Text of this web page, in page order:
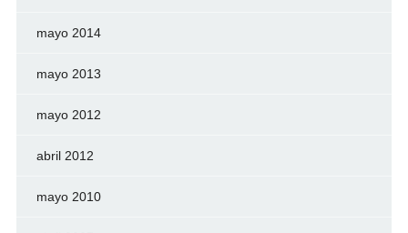
mayo 2014
mayo 2013
mayo 2012
abril 2012
mayo 2010